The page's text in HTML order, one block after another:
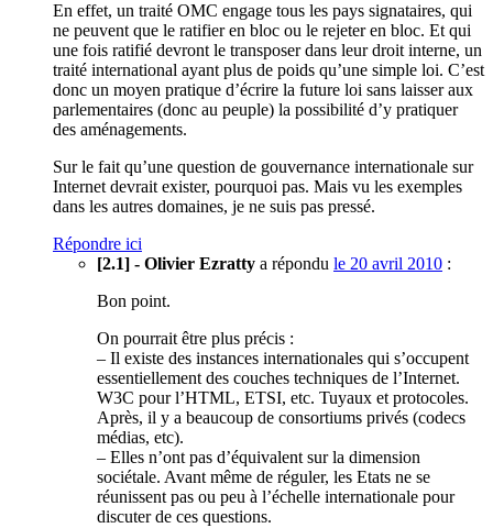
En effet, un traité OMC engage tous les pays signataires, qui
ne peuvent que le ratifier en bloc ou le rejeter en bloc. Et qui
une fois ratifié devront le transposer dans leur droit interne, un
traité international ayant plus de poids qu’une simple loi. C’est
donc un moyen pratique d’écrire la future loi sans laisser aux
parlementaires (donc au peuple) la possibilité d’y pratiquer
des aménagements.
Sur le fait qu’une question de gouvernance internationale sur
Internet devrait exister, pourquoi pas. Mais vu les exemples
dans les autres domaines, je ne suis pas pressé.
Répondre ici
[2.1] - Olivier Ezratty a répondu le 20 avril 2010 :
Bon point.
On pourrait être plus précis :
– Il existe des instances internationales qui s’occupent
essentiellement des couches techniques de l’Internet.
W3C pour l’HTML, ETSI, etc. Tuyaux et protocoles.
Après, il y a beaucoup de consortiums privés (codecs
médias, etc).
– Elles n’ont pas d’équivalent sur la dimension
sociétale. Avant même de réguler, les Etats ne se
réunissent pas ou peu à l’échelle internationale pour
discuter de ces questions.